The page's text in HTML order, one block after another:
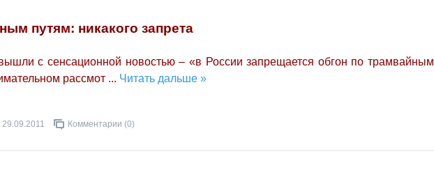
путям: никакого запрета
с сенсационной новостью – «в России запрещается обгон по трамвайным
рассмот ... Читать дальше »
29.09.2011 Комментарии (0)